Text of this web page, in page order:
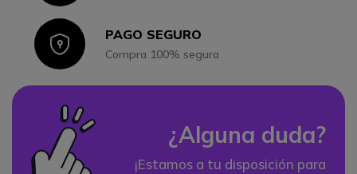
IconPAGO SEGURO
Compra 100% segura
¿Alguna duda?
¡Estamos a tu disposición para